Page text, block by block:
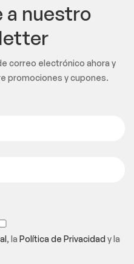
a nuestro
correo electrónico ahora y
promociones y cupones.
, la Política de Privacidady la